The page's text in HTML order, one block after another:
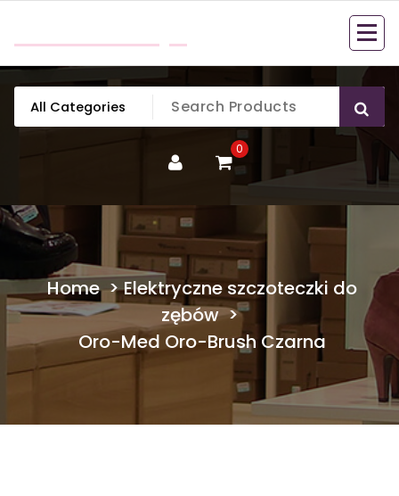
content
0
Home>Elektryczne szczoteczki do
zębów>
Oro-Med Oro-Brush Czarna